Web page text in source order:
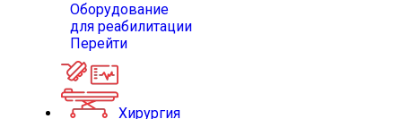
Оборудование
для реабилитации
Перейти
Хирургия